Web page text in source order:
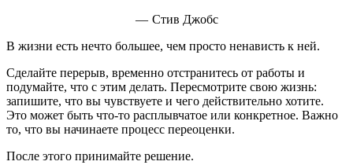
— Стив Джобс
В жизни есть нечто большее, чем просто ненависть к ней.
Сделайте перерыв, временно отстранитесь от работы и
подумайте, что с этим делать. Пересмотрите свою жизнь:
запишите, что вы чувствуете и чего действительно хотите.
Это может быть что-то расплывчатое или конкретное. Важно
то, что вы начинаете процесс переоценки.
После этого принимайте решение.